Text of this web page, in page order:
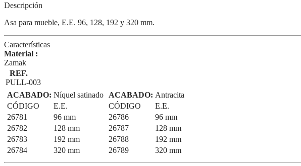
Descripción
Asa para mueble, E.E. 96, 128, 192 y 320 mm.
Características
Material :
Zamak
REF.
PULL-003
ACABADO: Níquel satinado
CÓDIGO
E.E.
26781
96 mm
26782
128 mm
26783
192 mm
26784
320 mm
ACABADO: Antracita
CÓDIGO
E.E.
26786
96 mm
26787
128 mm
26788
192 mm
26789
320 mm